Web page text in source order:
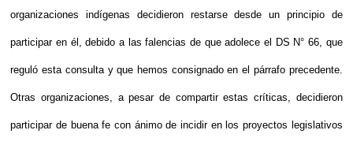
organizaciones indígenas decidieron restarse desde un principio de
participar en él, debido a las falencias de que adolece el DS N° 66, que
reguló esta consulta y que hemos consignado en el párrafo precedente.
Otras organizaciones, a pesar de compartir estas críticas, decidieron
participar de buena fe con ánimo de incidir en los proyectos legislativos